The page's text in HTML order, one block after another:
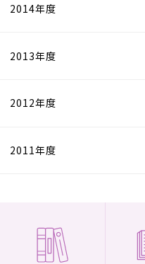
2014年度
2013年度
2012年度
2011年度